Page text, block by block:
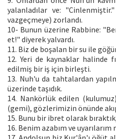
yalanladılar ve:
vazgeçmeye) zorlandı.
10- Bunun üzerine Rabbine:
et!" diyerek yalvardı.
11. Biz de boşalan bir su ile
12. Yeri de kaynaklar halinde
edilmiş bir iş için birleşti.
13. Nuh'u da tahtalardan
üzerinde taşıdık.
14. Nankörlük edilen
(gemi), gözlerimizin önünde
15. Bunu bir ibret olarak
16. Benim azabım ve